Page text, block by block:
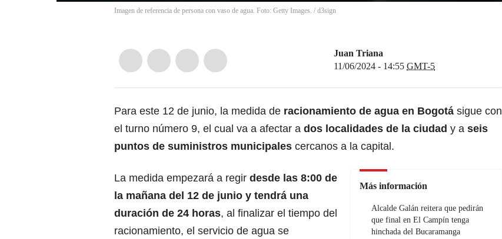
Imagen de referencia de persona con vaso de agua. Foto: Getty Images. / d3sign
Juan Triana
11/06/2024 - 14:55 GMT-5
Para este 12 de junio, la medida de racionamiento de agua en Bogotá sigue con
el turno número 9, el cual va a afectar a dos localidades de la ciudad y a seis
puntos de suministros municipales cercanos a la capital.
Más información
Alcalde Galán reitera que pedirán
que final en El Campín tenga
hinchada del Bucaramanga
La medida empezará a regir desde las 8:00 de
la mañana del 12 de junio y tendrá una
duración de 24 horas, al finalizar el tiempo del
racionamiento, el servicio de agua se